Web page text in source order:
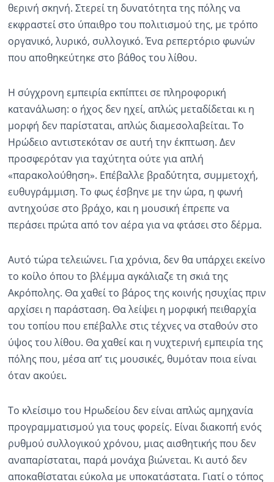
θερινή σκηνή. Στερεί τη δυνατότητα της πόλης να
εκφραστεί στο ύπαιθρο του πολιτισμού της, με τρόπο
οργανικό, λυρικό, συλλογικό. Ένα ρεπερτόριο φωνών
που αποθηκεύτηκε στο βάθος του λίθου.
Η σύγχρονη εμπειρία εκπίπτει σε πληροφορική
κατανάλωση: ο ήχος δεν ηχεί, απλώς μεταδίδεται κι η
μορφή δεν παρίσταται, απλώς διαμεσολαβείται. Το
Ηρώδειο αντιστεκόταν σε αυτή την έκπτωση. Δεν
προσφερόταν για ταχύτητα ούτε για απλή
«παρακολούθηση». Επέβαλλε βραδύτητα, συμμετοχή,
ευθυγράμμιση. Το φως έσβηνε με την ώρα, η φωνή
αντηχούσε στο βράχο, και η μουσική έπρεπε να
περάσει πρώτα από τον αέρα για να φτάσει στο δέρμα.
Αυτό τώρα τελειώνει. Για χρόνια, δεν θα υπάρχει εκείνο
το κοίλο όπου το βλέμμα αγκάλιαζε τη σκιά της
Ακρόπολης. Θα χαθεί το βάρος της κοινής ησυχίας πριν
αρχίσει η παράσταση. Θα λείψει η μορφική πειθαρχία
του τοπίου που επέβαλλε στις τέχνες να σταθούν στο
ύψος του λίθου. Θα χαθεί και η νυχτερινή εμπειρία της
πόλης που, μέσα απ’ τις μουσικές, θυμόταν ποια είναι
όταν ακούει.
Το κλείσιμο του Ηρωδείου δεν είναι απλώς αμηχανία
προγραμματισμού για τους φορείς. Είναι διακοπή ενός
ρυθμού συλλογικού χρόνου, μιας αισθητικής που δεν
αναπαρίσταται, παρά μονάχα βιώνεται. Κι αυτό δεν
αποκαθίσταται εύκολα με υποκατάστατα. Γιατί ο τόπος